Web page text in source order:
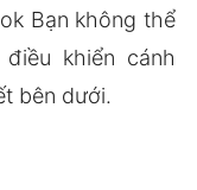
Bạn không thể
khiển cánh
bên dưới.